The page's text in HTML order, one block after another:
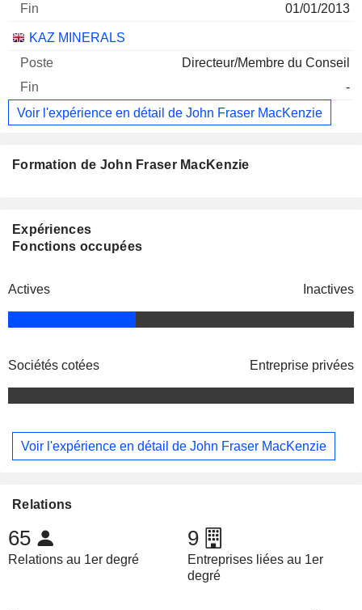
01/01/2013
KAZ MINERALS
Directeur/Membre du Conseil
-
Voir l'expérience en détail de John Fraser MacKenzie
Formation de John Fraser MacKenzie
Expériences
Fonctions occupées
Actives Inactives
Sociétés cotées Entreprise privées
Voir l'expérience en détail de John Fraser MacKenzie
Relations
65
Relations au 1er degré
9
Entreprises liées au 1er
degré